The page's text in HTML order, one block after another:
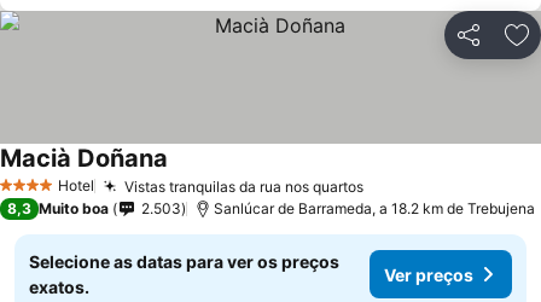
Partilhar
4 EstrelasHotel Vistas tranquilas da rua nos quartos
Macià Doñana
8,3 Muito boa 2.503 Sanlúcar de Barrameda, a 18.2 km de Trebujena
Selecione as datas para ver os preços
exatos.
Ver preços